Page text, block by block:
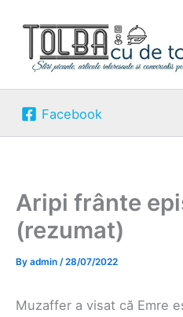
content
Facebook
Aripi frânte
(rezumat)
By admin /28/07/2022
Muzaffer a visat că Emre